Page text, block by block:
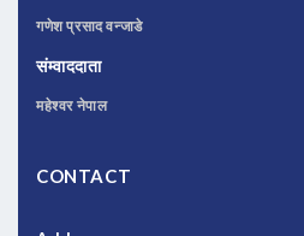
गणेश प्रसाद वन्जाडे
संम्वाददाता
महेश्वर नेपाल
CONTACT